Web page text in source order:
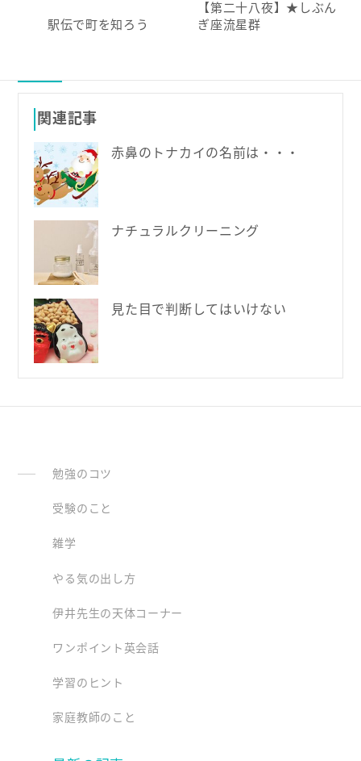
駅伝で町を知ろう
【第二十八夜】★しぶん
ぎ座流星群
関連記事
赤鼻のトナカイの名前は・・・
ナチュラルクリーニング
見た目で判断してはいけない
勉強のコツ
受験のこと
雑学
やる気の出し方
伊井先生の天体コーナー
ワンポイント英会話
学習のヒント
家庭教師のこと